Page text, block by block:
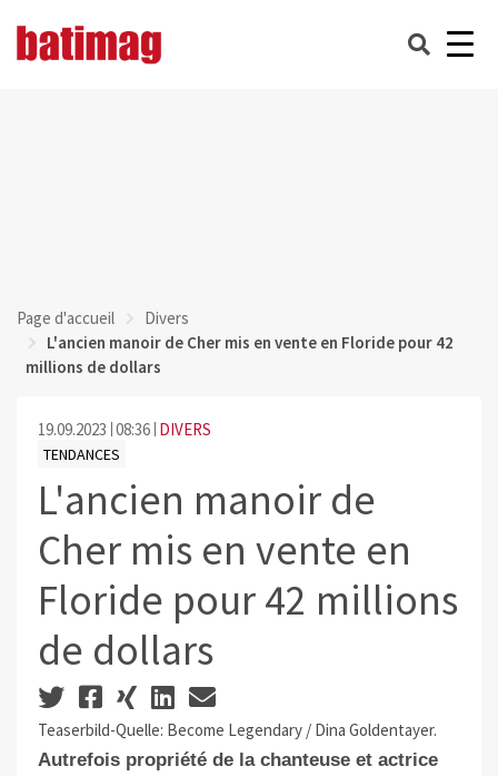
Page d'accueil
Divers
L'ancien manoir de Cher mis en vente en Floride pour 42
millions de dollars
19.09.2023 08:36 DIVERS
TENDANCES
L'ancien manoir de
Cher mis en vente en
Floride pour 42 millions
de dollars
Teaserbild-Quelle: Become Legendary / Dina Goldentayer.
Autrefois propriété de la chanteuse et actrice